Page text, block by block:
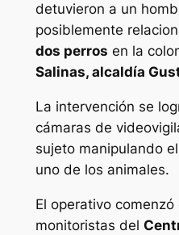
detuvieron a un
posiblemente
dos perros en la
Salinas, alcaldía
La intervención se
cámaras de
sujeto manipulando
uno de los animales.
El operativo comenzó
monitoristas del